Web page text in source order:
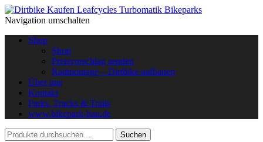
Navigation umschalten
Shop
Shop
Preisvorschlag senden
Radmontage – Dirtbike aufbauen
Über uns
Kontakt
Parks, Tracks & Trails
www.bikepark-bau.de